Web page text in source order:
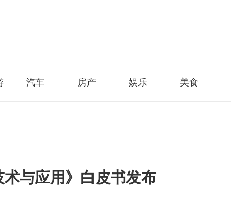
汽车 房产 娱乐 美食
术与应用》白皮书发布